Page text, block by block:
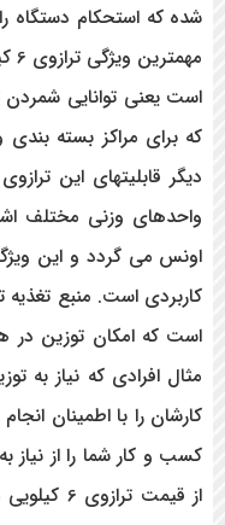
شده که استحکام دستگاه
است یعنی توانایی شمردن
که برای مراکز بسته بندی
دیگر قابلیتهای این
واحدهای وزنی مختلف
اونس می گردد و این
است که امکان توزین در
مثال افرادی که نیاز به
کارشان را با اطمینان
کسب و کار شما را از نیاز
از قیمت ترازوی 6 کیلویی مدل886